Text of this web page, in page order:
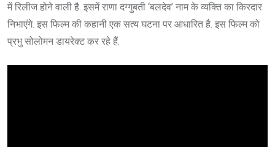
में रिलीज होने वाली है. इसमें राणा दग्गुबती ‘बलदेव’ नाम के व्यक्ति का किरदार
निभाएंगे. इस फिल्म की कहानी एक सत्य घटना पर आधारित है. इस फिल्म को
प्रभु सोलोमन डायरेक्ट कर रहे हैं.